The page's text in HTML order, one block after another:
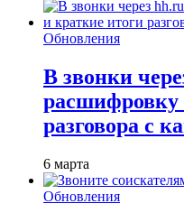
Обновления
В звонки
расшифровку
разговора с
6 марта
Обновления